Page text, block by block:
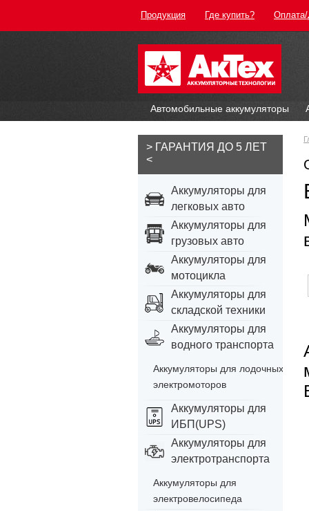
Продукция Где купить? Оплата/
Автомобильные аккумуляторы
> ГАРАНТИЯ ДО 5 ЛЕТ
<
Аккумуляторы для
легковых авто
Аккумуляторы для
грузовых авто
Аккумуляторы для
мотоцикла
Аккумуляторы для
складской техники
Аккумуляторы для
водного транспорта
Аккумуляторы для лодочных
электромоторов
Аккумуляторы для
ИБП(UPS)
Аккумуляторы для
электротранспорта
Аккумуляторы для
электровелосипеда